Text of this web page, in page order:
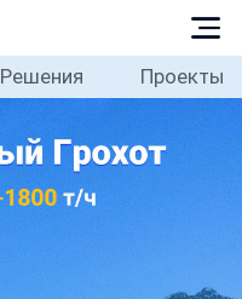
Решения Проекты